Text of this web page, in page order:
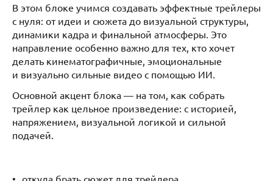
В этом блоке учимся создавать эффектные трейлеры
с нуля: от идеи и сюжета до визуальной структуры,
динамики кадра и финальной атмосферы. Это
направление особенно важно для тех, кто хочет
делать кинематографичные, эмоциональные
и визуально сильные видео с помощью ИИ.
Основной акцент блока — на том, как собрать
трейлер как цельное произведение: с историей,
напряжением, визуальной логикой и сильной
подачей.
откуда брать сюжет для трейлера